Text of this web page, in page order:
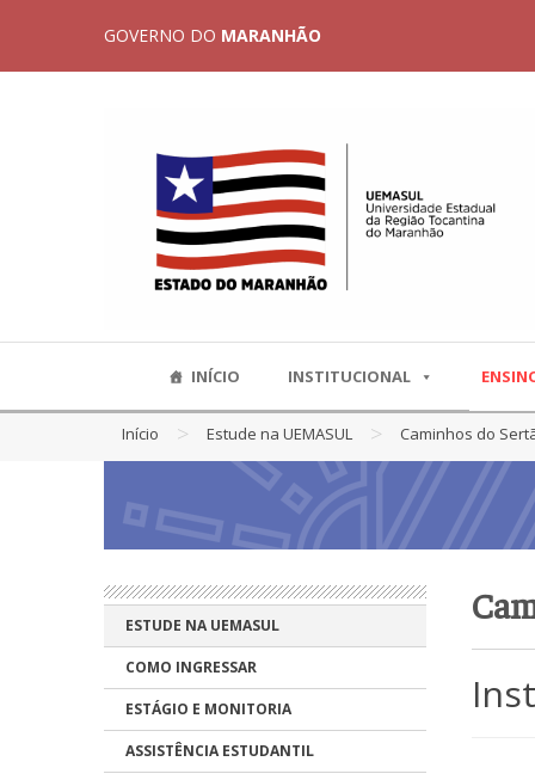
GOVERNO DO MARANHÃO
INÍCIO INSTITUCIONAL
Início > Estude na UEMASUL > Caminhos do
ESTUDE NA UEMASUL
COMO INGRESSAR
ESTÁGIO E MONITORIA
ASSISTÊNCIA ESTUDANTIL